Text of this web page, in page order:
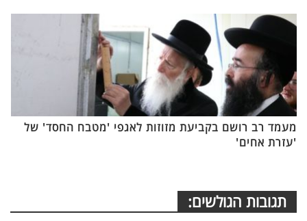
מעמד רב רושם בקביעת מזוזות לאגפי 'מטבח החסד' של
'עזרת אחים'
תגובות הגולשים: